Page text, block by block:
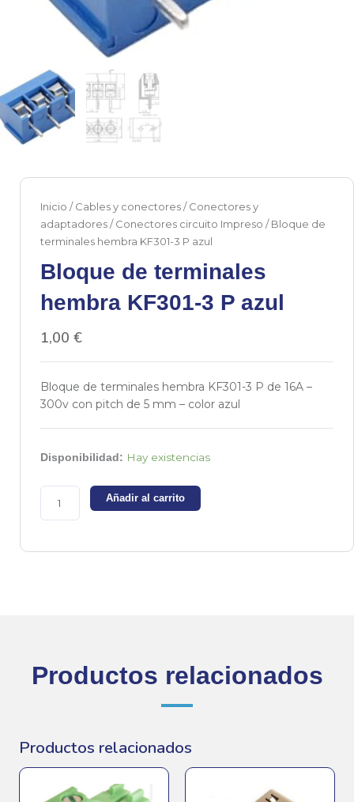
Inicio /Cables y conectores/Conectores y
adaptadores/Conectores circuito Impreso / Bloque de
terminales hembra KF301-3 P azul
Bloque de terminales
hembra KF301-3 P azul
1,00 €
Bloque de terminales hembra KF301-3 P de 16A –
300v con pitch de 5 mm – color azul
Disponibilidad: Hay existencias
Bloque
terminales
hembra
KF301-
Añadir al carrito
Productos relacionados
Productos relacionados